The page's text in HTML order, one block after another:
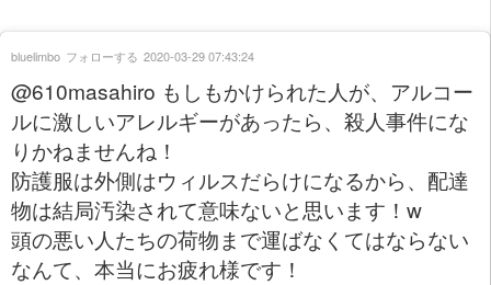
@610masahiro もしもかけられた人が、アルコー
ルに激しいアレルギーがあったら、殺人事件にな
りかねませんね！
防護服は外側はウィルスだらけになるから、配達
物は結局汚染されて意味ないと思います！w
頭の悪い人たちの荷物まで運ばなくてはならない
なんて、本当にお疲れ様です！
bluelimbo フォローする 2020-03-29 07:43:24